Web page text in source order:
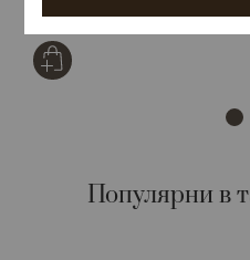
Популярни в